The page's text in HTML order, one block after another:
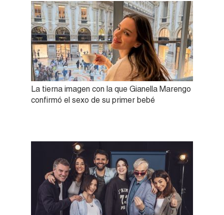
La tierna imagen con la que Gianella Marengo
confirmó el sexo de su primer bebé